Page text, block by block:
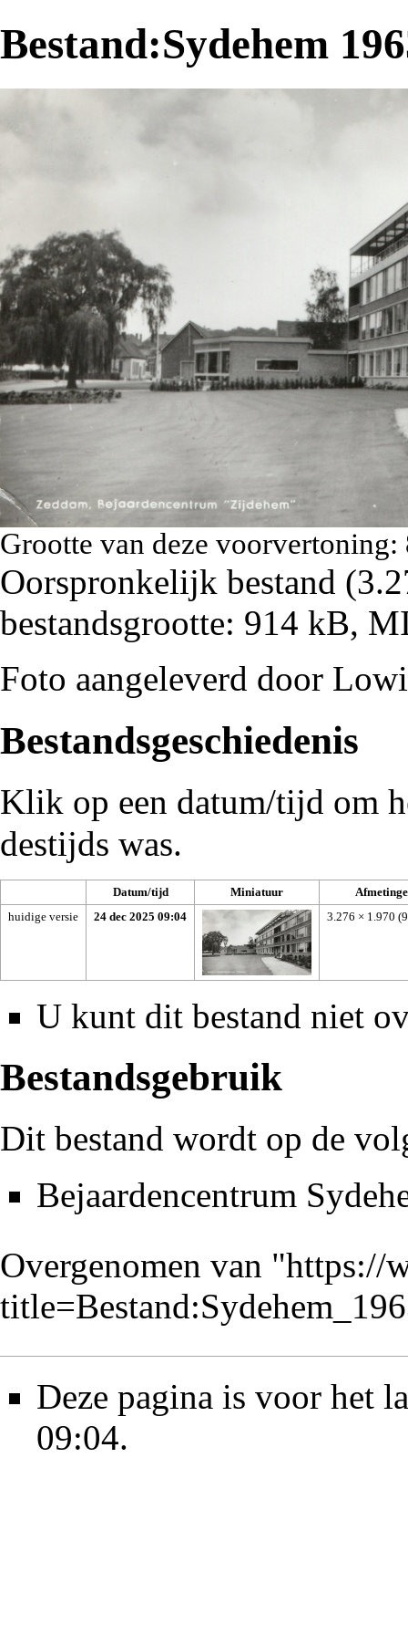
Bestand:Sydehem
Grootte van deze voorvertoning:
Oorspronkelijk bestand
bestandsgrootte: 914 kB,
Foto aangeleverd door
Bestandsgeschiedenis
Klik op een datum/tijd om
destijds was.
Datum/tijd Miniatuur
huidige versie
24 dec 2025 09:04 3.276 × 1.970
U kunt dit bestand niet
Bestandsgebruik
Dit bestand wordt op de
Bejaardencentrum
Overgenomen van "https://
Deze pagina is voor het
09:04.